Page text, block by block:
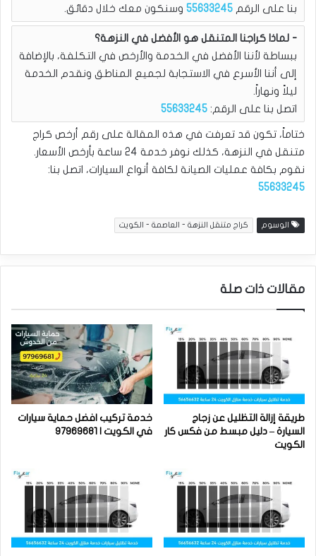
بنا على الرقم 55633245 وسنكون معك خلال دقائق.
لماذا كراجنا المتنقل هو الأفضل في النزهة؟
ببساطة لأننا الأفضل في الخدمة والأرخص في التكلفة، بالإضافة
إلى أننا الأسرع في الاستجابة لجميع المناطق ونقدم الخدمة
ليلاً ونهاراً.
اتصل بنا على الرقم: 55633245
ختاماً، تكون قد تعرفت في هذه المقالة على رقم أرخص كراج
متنقل في النزهة، كذلك نوفر خدمة 24 ساعة بأرخص الأسعار.
نقوم بكافة عمليات الصيانة لكافة أنواع السيارات، اتصل بنا:
55633245
الوسوم كراج متنقل النزهة - العاصمة - الكويت
مقالات ذات صلة
طريقة إزالة التظليل عن زجاج
السيارة – دليل مبسط من فكس كار
الكويت
خدمة تركيب افضل حماية سيارات
في الكويت | 97969681